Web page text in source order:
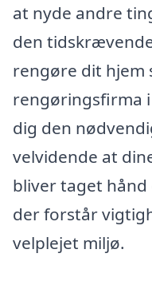
at nyde andre
den
rengøre dit hjem
rengøringsfirma
dig den
velvidende at
bliver taget hånd
der forstår
velplejet miljø.